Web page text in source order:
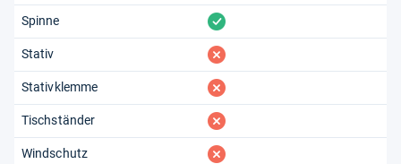
Spinne vorhanden
Stativ fehlt
Stativklemme fehlt
Tischständer fehlt
Windschutz fehlt